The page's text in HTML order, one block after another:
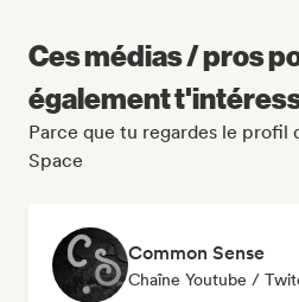
Ces médias / pros
également
Parce que tu regardes le profil
Space
Common Sense
Chaîne Youtube /